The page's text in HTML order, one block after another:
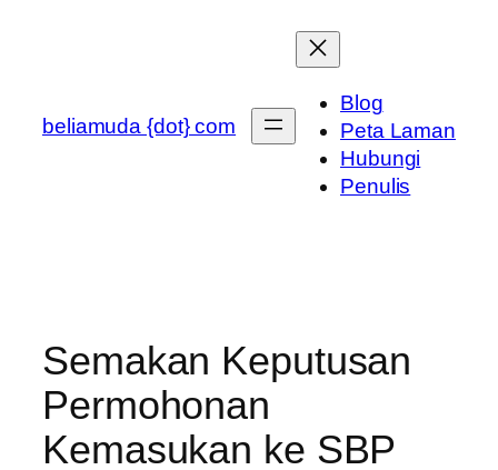
beliamuda {dot} com
Blog
Peta Laman
Hubungi
Penulis
Semakan Keputusan
Permohonan
Kemasukan ke SBP